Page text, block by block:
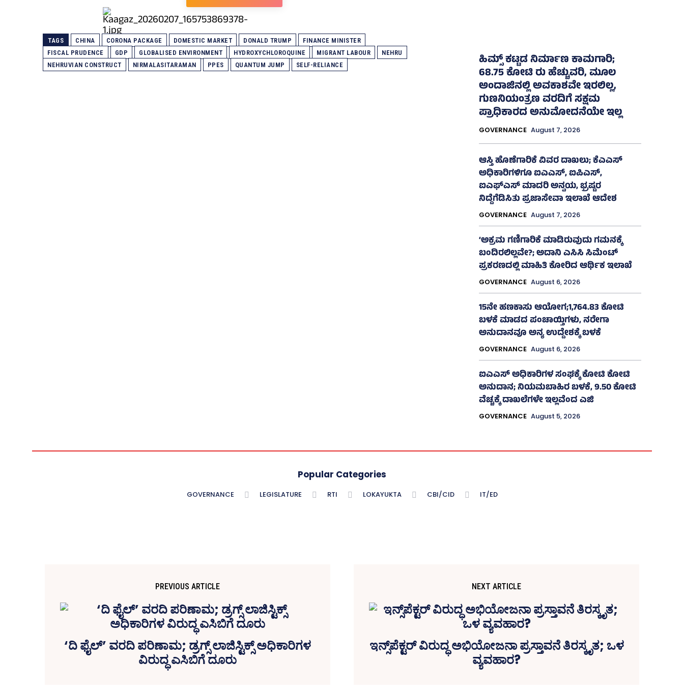
TAGS CHINA CORONA PACKAGE DOMESTIC MARKET DONALD TRUMP
FINANCE MINISTER
FISCAL PRUDENCE
GDP GLOBALISED ENVIRONMENT HYDROXYCHLOROQUINE MIGRANT LABOUR
NEHRU
NEHRUVIAN CONSTRUCT
NIRMALASITARAMAN PPES QUANTUM JUMP SELF-RELIANCE ಹಿಮ್ಸ್‌ ಕಟ್ಟಡ ನಿರ್ಮಾಣ ಕಾಮಗಾರಿ;
68.75 ಕೋಟಿ ರು ಹೆಚ್ಚುವರಿ, ಮೂಲ
ಅಂದಾಜಿನಲ್ಲಿ ಅವಕಾಶವೇ ಇರಲಿಲ್ಲ,
ಗುಣನಿಯಂತ್ರಣ ವರದಿಗೆ ಸಕ್ಷಮ
ಪ್ರಾಧಿಕಾರದ ಅನುಮೋದನೆಯೇ ಇಲ್ಲ
GOVERNANCE August 7, 2026
ಆಸ್ತಿ ಹೊಣೆಗಾರಿಕೆ ವಿವರ ದಾಖಲು; ಕೆಎಎಸ್
ಅಧಿಕಾರಿಗಳಿಗೂ ಐಎಎಸ್‌, ಐಪಿಎಸ್‌,
ಐಎಫ್‌ಎಸ್‌ ಮಾದರಿ ಅನ್ವಯ, ಭ್ರಷ್ಟರ
ನಿದ್ದೆಗೆಡಿಸಿತು ಪ್ರಜಾಸೇವಾ ಇಲಾಖೆ ಆದೇಶ
GOVERNANCE August 7, 2026
‘ಅಕ್ರಮ ಗಣಿಗಾರಿಕೆ ಮಾಡಿರುವುದು ಗಮನಕ್ಕೆ
ಬಂದಿರಲಿಲ್ಲವೇ?; ಅದಾನಿ ಎಸಿಸಿ ಸಿಮೆಂಟ್
ಪ್ರಕರಣದಲ್ಲಿ ಮಾಹಿತಿ ಕೋರಿದ ಆರ್ಥಿಕ ಇಲಾಖೆ
GOVERNANCE August 6, 2026
15ನೇ ಹಣಕಾಸು ಆಯೋಗ;1,764.83 ಕೋಟಿ
ಬಳಕೆ ಮಾಡದ ಪಂಚಾಯ್ತಿಗಳು, ನರೇಗಾ
ಅನುದಾನವೂ ಅನ್ಯ ಉದ್ದೇಶಕ್ಕೆ ಬಳಕೆ
GOVERNANCE August 6, 2026
ಐಎಎಸ್‌ ಅಧಿಕಾರಿಗಳ ಸಂಘಕ್ಕೆ ಕೋಟಿ ಕೋಟಿ
ಅನುದಾನ; ನಿಯಮಬಾಹಿರ ಬಳಕೆ, 9.50 ಕೋಟಿ
ವೆಚ್ಚಕ್ಕೆ ದಾಖಲೆಗಳೇ ಇಲ್ಲವೆಂದ ಎಜಿ
GOVERNANCE August 5, 2026
Popular Categories
GOVERNANCE LEGISLATURE RTI LOKAYUKTA CBI/CID IT/ED
PREVIOUS ARTICLE
‘ದಿ ಫೈಲ್‌’ ವರದಿ ಪರಿಣಾಮ; ಡ್ರಗ್ಸ್‌ ಲಾಜಿಸ್ಟಿಕ್ಸ್‌ ಅಧಿಕಾರಿಗಳ
ವಿರುದ್ಧ ಎಸಿಬಿಗೆ ದೂರು
NEXT ARTICLE
ಇನ್ಸ್‌ಪೆಕ್ಟರ್‌ ವಿರುದ್ಧ ಅಭಿಯೋಜನಾ ಪ್ರಸ್ತಾವನೆ ತಿರಸ್ಕೃತ; ಒಳ
ವ್ಯವಹಾರ?